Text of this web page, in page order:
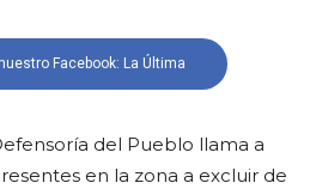
Facebook: La Última
del Pueblo llama a
en la zona a excluir de